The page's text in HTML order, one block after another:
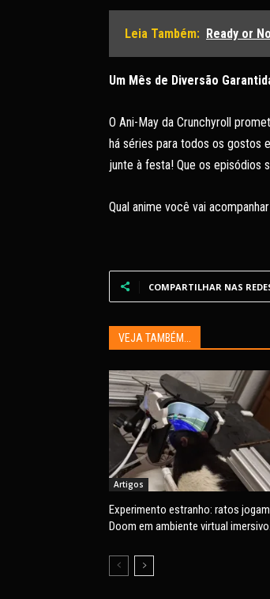
Leia Também: Ready or
Um Mês de Diversão
O Ani-May da Crunchyroll
há séries para todos os gostos
junte à festa! Que os episódios
Qual anime você vai
COMPARTILHAR NAS
VEJA TAMBÉM...
Artigos
Experimento estranho: ratos jogam
Doom em ambiente virtual imersivo